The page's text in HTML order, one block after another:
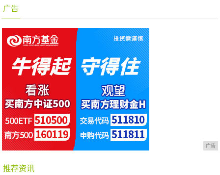
广告
广告
推荐资讯